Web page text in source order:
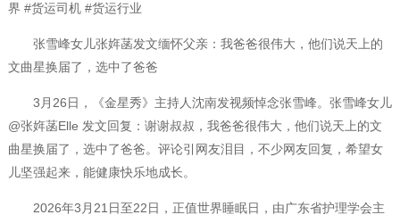
界 #货运司机 #货运行业
张雪峰女儿张姩菡发文缅怀父亲：我爸爸很伟大，他们说天上的
文曲星换届了，选中了爸爸
3月26日，《金星秀》主持人沈南发视频悼念张雪峰。张雪峰女儿
@张姩菡Elle 发文回复：谢谢叔叔，我爸爸很伟大，他们说天上的文
曲星换届了，选中了爸爸。评论引网友泪目，不少网友回复，希望女
儿坚强起来，能健康快乐地成长。
2026年3月21日至22日，正值世界睡眠日，由广东省护理学会主